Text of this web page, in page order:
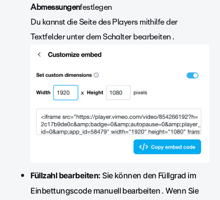
Abmessungenfestlegen
Du kannst die Seite des Players mithilfe der
Textfelder unter dem Schalter bearbeiten .
Füllzahl bearbeiten: Sie können den Füllgrad im
Einbettungscode manuell bearbeiten . Wenn Sie